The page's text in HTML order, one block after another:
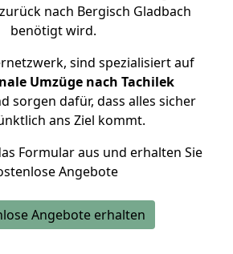
nach Bergisch Gladbach
benötigt wird.
sind spezialisiert auf
Umzüge nach Tachilek
sorgen dafür, dass alles sicher
ans Ziel kommt.
Formular aus und erhalten Sie
Angebote
Angebote erhalten